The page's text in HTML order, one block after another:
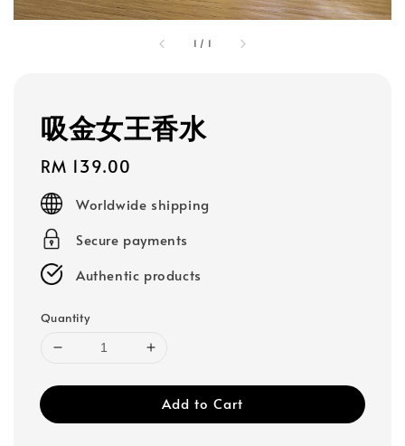
1 / 1
吸金女王香水
Regular
price
RM 139.00
Worldwide shipping
Secure payments
Authentic products
Quantity
Add to Cart